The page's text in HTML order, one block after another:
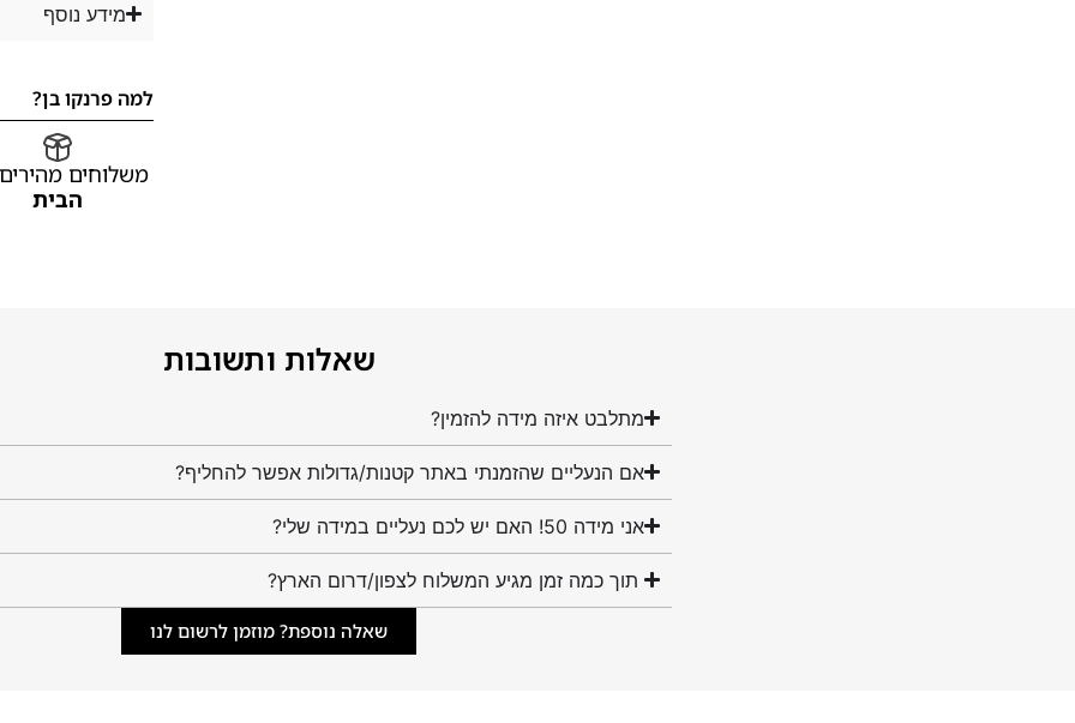
מידע נוסף
למה פרנקו בן?
משלוחים
הבית
שאלות ותשובות
מתלבט איזה מידה להזמין?
אם הנעליים שהזמנתי באתר קטנות/גדולות אפשר להחליף?
אני מידה 50! האם יש לכם נעליים במידה שלי?
תוך כמה זמן מגיע המשלוח לצפון/דרום הארץ?
שאלה נוספת? מוזמן לרשום לנו